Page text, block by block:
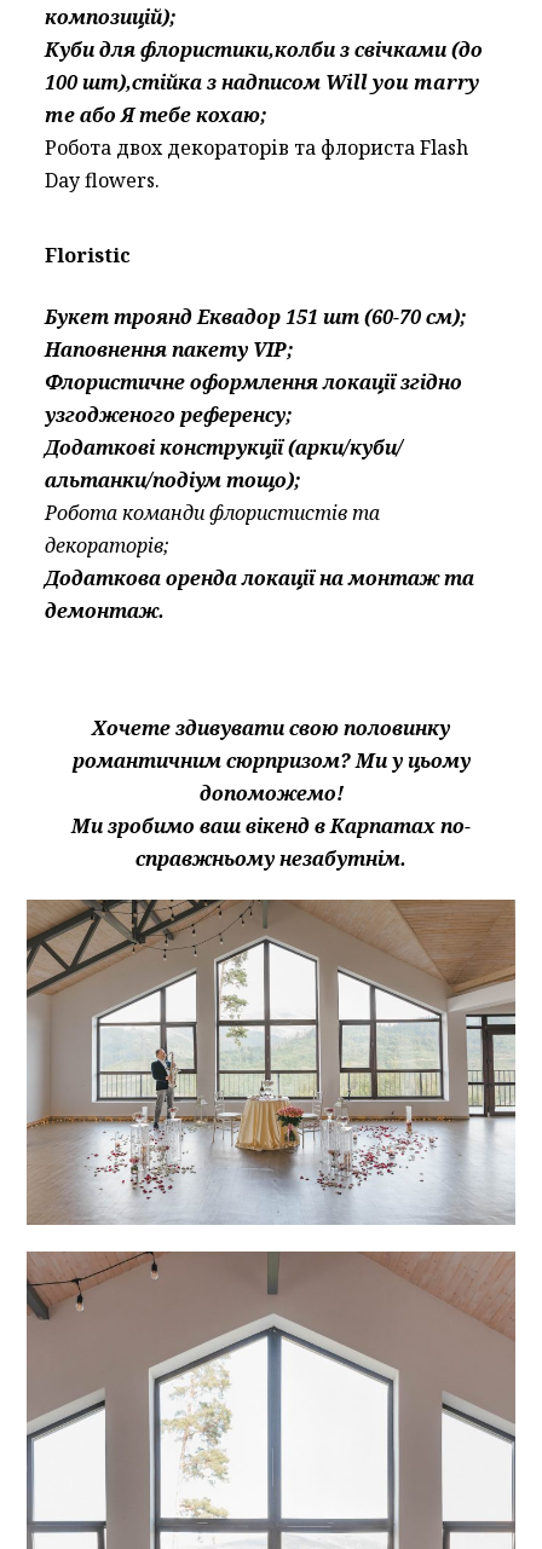
композицій);
Куби для флористики,колби з свічками (до
100 шт),стійка з надписом Will you marry
me або Я тебе кохаю;
Робота двох декораторів та флориста Flash
Day flowers.
Floristic
Букет троянд Еквадор 151 шт (60-70 см);
Наповнення пакету VIP;
Флористичне оформлення локації згідно
узгодженого референсу;
Додаткові конструкції (арки/куби/
альтанки/подіум тощо);
Робота команди флористистів та
декораторів;
Додаткова оренда локації на монтаж та
демонтаж.
Хочете здивувати свою половинку
романтичним сюрпризом? Ми у цьому
допоможемо!
Ми зробимо ваш вікенд в Карпатах по-
справжньому незабутнім.